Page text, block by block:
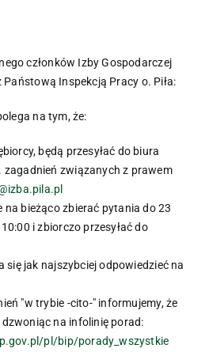
członków Izby Gospodarczej
Państową Inspekcją Pracy o. Piła:
na tym, że:
będą przesyłać do biura
zagadnień związanych z prawem
na bieżąco zbierać pytania do 23
i zbiorczo przesyłać do
się jak najszybciej odpowiedzieć na
"w trybie -cito-" informujemy, że
na infolinię porad:
pl/bip/porady_wszystkie